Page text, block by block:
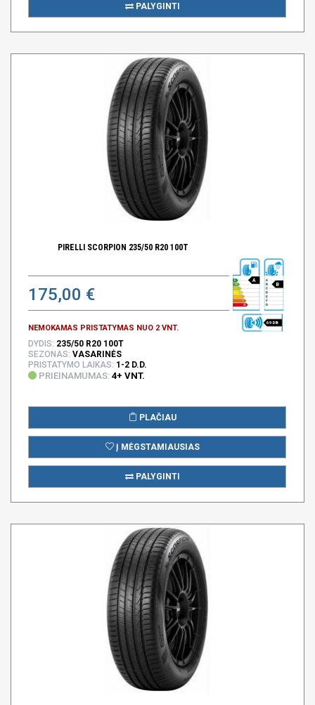
PALYGINTI
PIRELLI SCORPION 235/50 R20 100T
175,00 €
NEMOKAMAS PRISTATYMAS NUO 2 VNT.
A
B
69 DB
DYDIS: 235/50 R20 100T
SEZONAS: VASARINĖS
PRISTATYMO LAIKAS: 1-2 D.D.
PRIEINAMUMAS: 4+ VNT.
PLAČIAU
Į MĖGSTAMIAUSIAS
PALYGINTI